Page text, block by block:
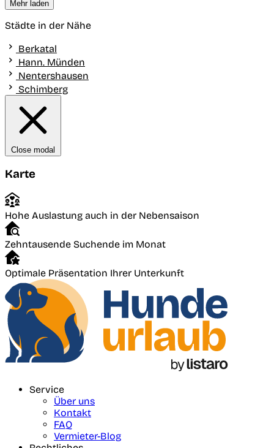
Mehr laden
Städte in der Nähe
Berkatal
Hann. Münden
Nentershausen
Schimberg
Close modal
Karte
Hohe Auslastung auch in der Nebensaison
Zehntausende Suchende im Monat
Optimale Präsentation Ihrer Unterkunft
Service
Über uns
Kontakt
FAQ
Vermieter-Blog